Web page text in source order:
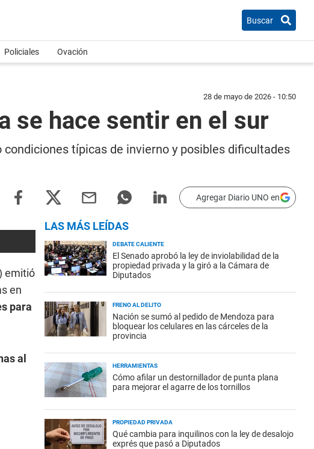
Buscar
Policiales Ovación
28 de mayo de 2026 - 10:50
se hace sentir en el sur
típicas de invierno y posibles dificultades
Agregar Diario UNO en
emitió
en
para
al
LAS MÁS LEÍDAS
DEBATE CALIENTE
El Senado aprobó la ley de inviolabilidad de la
propiedad privada y la giró a la Cámara de
Diputados
FRENO AL DELITO
Nación se sumó al pedido de Mendoza para
bloquear los celulares en las cárceles de la
provincia
HERRAMIENTAS
Cómo afilar un destornillador de punta plana
para mejorar el agarre de los tornillos
PROPIEDAD PRIVADA
Qué cambia para inquilinos con la ley de desalojo
exprés que pasó a Diputados